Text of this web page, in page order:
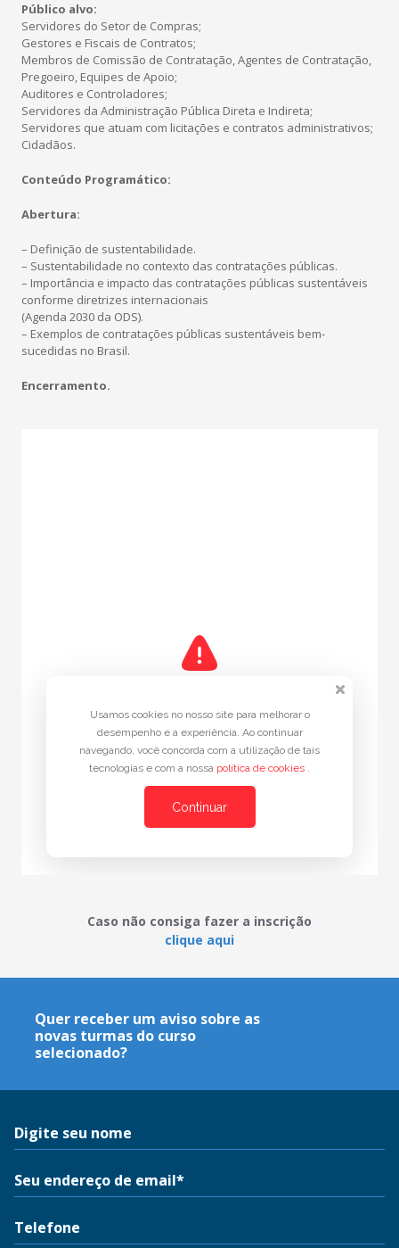
Público alvo:
Servidores do Setor de Compras;
Gestores e Fiscais de Contratos;
Membros de Comissão de Contratação, Agentes de Contratação,
Pregoeiro, Equipes de Apoio;
Auditores e Controladores;
Servidores da Administração Pública Direta e Indireta;
Servidores que atuam com licitações e contratos administrativos;
Cidadãos.
Conteúdo Programático:
Abertura:
– Definição de sustentabilidade.
– Sustentabilidade no contexto das contratações públicas.
– Importância e impacto das contratações públicas sustentáveis
conforme diretrizes internacionais
(Agenda 2030 da ODS).
– Exemplos de contratações públicas sustentáveis bem-
sucedidas no Brasil.
Encerramento.
Caso não consiga fazer a inscrição
clique aqui
Quer receber um aviso sobre as
novas turmas do curso
selecionado?